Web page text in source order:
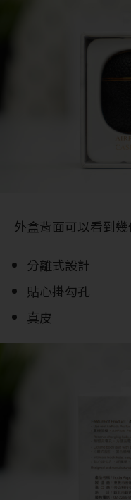
外盒背面可以看到
分離式設計
貼心掛勾孔
真皮